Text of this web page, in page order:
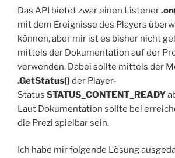
Das API bietet zwar einen Listener
mit dem Ereignisse des Players
können, aber mir ist es bisher nicht
mittels der Dokumentation auf der
verwenden. Dabei sollte mittels der
.GetStatus()der Player-
Status STATUS_CONTENT_READY
Laut Dokumentation sollte bei
die Prezi spielbar sein.
Ich habe mir folgende Lösung